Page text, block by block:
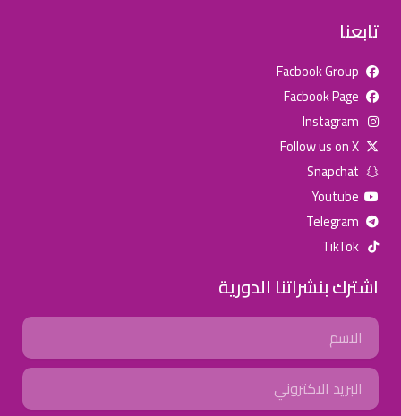
تابعنا
Facbook Group
Facbook Page
Instagram
Follow us on X
Snapchat
Youtube
Telegram
TikTok
اشترك بنشراتنا الدورية
Name
Email
للإعلان على منصة سكولي وجروب مدارس عالمية وأهلية يشرفنا
جروب فيسبوك
تويتر (X) سناب شات يوتيوب